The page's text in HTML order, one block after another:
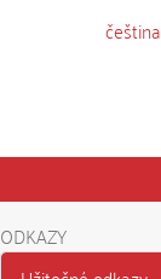
čeština
ODKAZY